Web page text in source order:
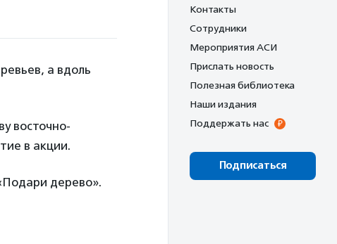
а вдоль
восточно-
в акции.
дерево».
Контакты
Сотрудники
Мероприятия АСИ
Прислать новость
Полезная библиотека
Наши издания
Поддержать нас
Подписаться